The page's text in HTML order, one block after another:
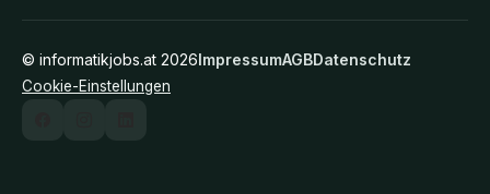
© informatikjobs.at 2026ImpressumAGBDatenschutz
Cookie-Einstellungen